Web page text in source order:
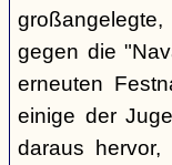
gegen die
erneuten
einige der
daraus